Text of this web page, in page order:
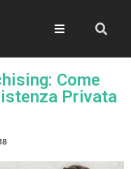
Come
Privata